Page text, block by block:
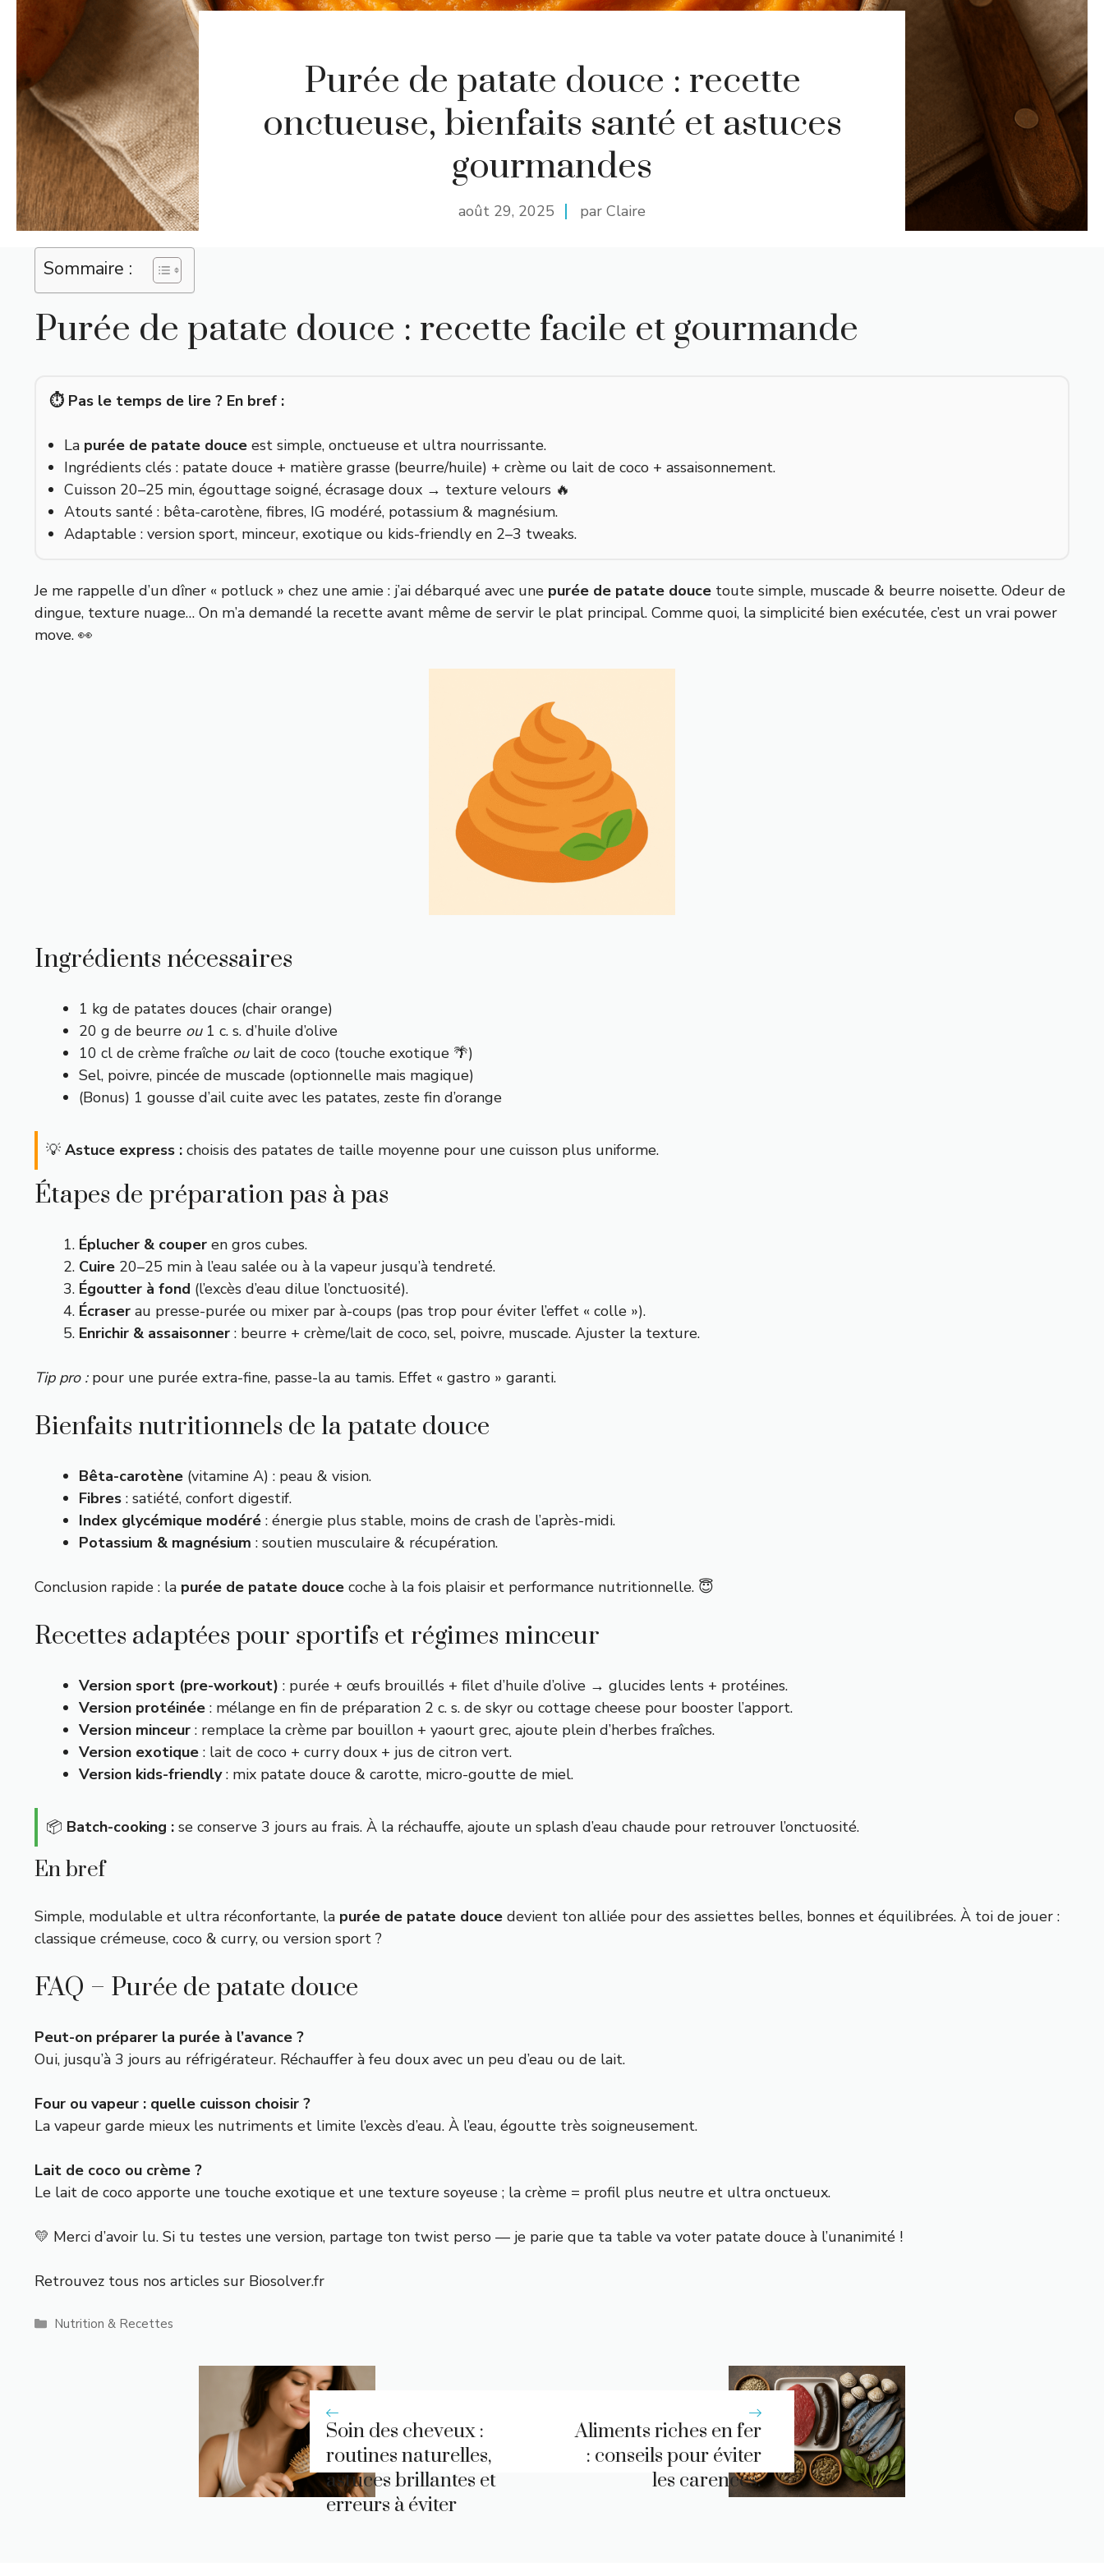
Purée de patate douce : recette
onctueuse, bienfaits santé et astuces
gourmandes
août 29, 2025 par Claire
Sommaire :
Purée de patate douce : recette facile et gourmande
⏱️ Pas le temps de lire ? En bref :
La purée de patate douce est simple, onctueuse et ultra nourrissante.
Ingrédients clés : patate douce + matière grasse (beurre/huile) + crème ou lait de coco + assaisonnement.
Cuisson 20–25 min, égouttage soigné, écrasage doux → texture velours 🔥
Atouts santé : bêta-carotène, fibres, IG modéré, potassium & magnésium.
Adaptable : version sport, minceur, exotique ou kids-friendly en 2–3 tweaks.
Je me rappelle d’un dîner « potluck » chez une amie : j’ai débarqué avec une purée de patate douce toute simple, muscade & beurre noisette. Odeur de
dingue, texture nuage… On m’a demandé la recette avant même de servir le plat principal. Comme quoi, la simplicité bien exécutée, c’est un vrai power
move. 👀
Ingrédients nécessaires
1 kg de patates douces (chair orange)
20 g de beurre ou1 c. s. d’huile d’olive
10 cl de crème fraîche oulait de coco (touche exotique 🌴)
Sel, poivre, pincée de muscade (optionnelle mais magique)
(Bonus) 1 gousse d’ail cuite avec les patates, zeste fin d’orange
💡 Astuce express : choisis des patates de taille moyenne pour une cuisson plus uniforme.
Étapes de préparation pas à pas
Éplucher & couper en gros cubes.
Cuire 20–25 min à l’eau salée ou à la vapeur jusqu’à tendreté.
Égoutter à fond (l’excès d’eau dilue l’onctuosité).
Écraser au presse-purée ou mixer par à-coups (pas trop pour éviter l’effet « colle »).
Enrichir & assaisonner : beurre + crème/lait de coco, sel, poivre, muscade. Ajuster la texture.
Tip pro :pour une purée extra-fine, passe-la au tamis. Effet « gastro » garanti.
Bienfaits nutritionnels de la patate douce
Bêta-carotène (vitamine A) : peau & vision.
Fibres : satiété, confort digestif.
Index glycémique modéré : énergie plus stable, moins de crash de l’après-midi.
Potassium & magnésium : soutien musculaire & récupération.
Conclusion rapide : la purée de patate douce coche à la fois plaisir et performance nutritionnelle. 😇
Recettes adaptées pour sportifs et régimes minceur
Version sport (pre-workout) : purée + œufs brouillés + filet d’huile d’olive → glucides lents + protéines.
Version protéinée : mélange en fin de préparation 2 c. s. de skyr ou cottage cheese pour booster l’apport.
Version minceur : remplace la crème par bouillon + yaourt grec, ajoute plein d’herbes fraîches.
Version exotique : lait de coco + curry doux + jus de citron vert.
Version kids-friendly: mix patate douce & carotte, micro-goutte de miel.
📦 Batch-cooking : se conserve 3 jours au frais. À la réchauffe, ajoute un splash d’eau chaude pour retrouver l’onctuosité.
En bref
Simple, modulable et ultra réconfortante, la purée de patate douce devient ton alliée pour des assiettes belles, bonnes et équilibrées. À toi de jouer :
classique crémeuse, coco & curry, ou version sport ?
FAQ – Purée de patate douce
Peut-on préparer la purée à l’avance ?
Oui, jusqu’à 3 jours au réfrigérateur. Réchauffer à feu doux avec un peu d’eau ou de lait.
Four ou vapeur : quelle cuisson choisir ?
La vapeur garde mieux les nutriments et limite l’excès d’eau. À l’eau, égoutte très soigneusement.
Lait de coco ou crème ?
Le lait de coco apporte une touche exotique et une texture soyeuse ; la crème = profil plus neutre et ultra onctueux.
💛 Merci d’avoir lu. Si tu testes une version, partage ton twist perso — je parie que ta table va voter patate douce à l’unanimité !
Retrouvez tous nos articles sur Biosolver.fr
Catégories
Nutrition & Recettes
Soin des cheveux :
routines naturelles,
astuces brillantes et
erreurs à éviter
Aliments riches en fer
: conseils pour éviter
les carences.